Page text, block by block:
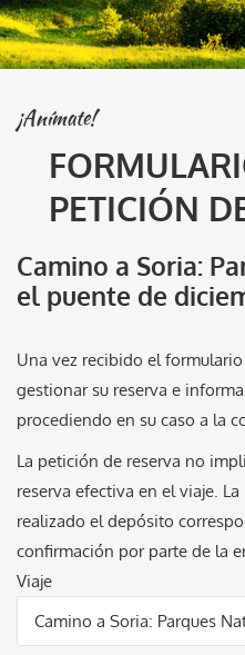
¡Anímate!
PETICIÓN
Camino a Soria:
el puente de
Una vez recibido el
gestionar su reserva e
procediendo en su caso a la
La petición de reserva no
reserva efectiva en el viaje.
realizado el depósito
confirmación por parte de la
Viaje